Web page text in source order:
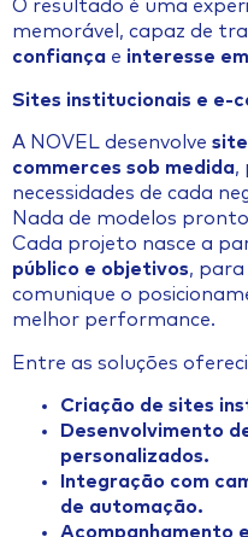
O resultado é uma
memorável, capaz de
confiança e interesse
Sites institucionais e e-
A NOVEL desenvolve
commerces sob medida,
necessidades de cada
Nada de modelos
Cada projeto nasce a
público e objetivos,
comunique o
melhor performance.
Entre as soluções
Criação de sites
Desenvolvimento
personalizados.
Integração com
de automação.
Acompanhamento